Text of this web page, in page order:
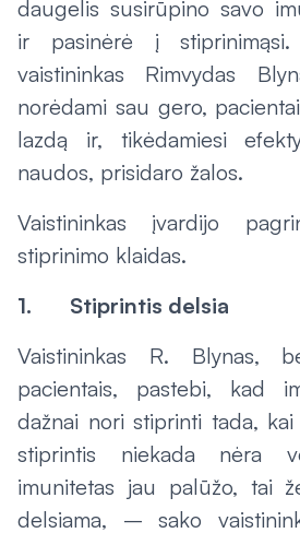
daugelis susirūpino savo
ir pasinėrė į stiprinimąsi.
vaistininkas Rimvydas
norėdami sau gero,
lazdą ir, tikėdamiesi
naudos, prisidaro žalos.
Vaistininkas įvardijo
stiprinimo klaidas.
1. Stiprintis delsia
Vaistininkas R. Blynas,
pacientais, pastebi, kad
dažnai nori stiprinti tada, kai
stiprintis niekada nėra
imunitetas jau palūžo, tai
delsiama, – sako